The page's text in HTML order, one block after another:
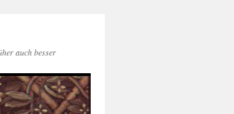
auch besser